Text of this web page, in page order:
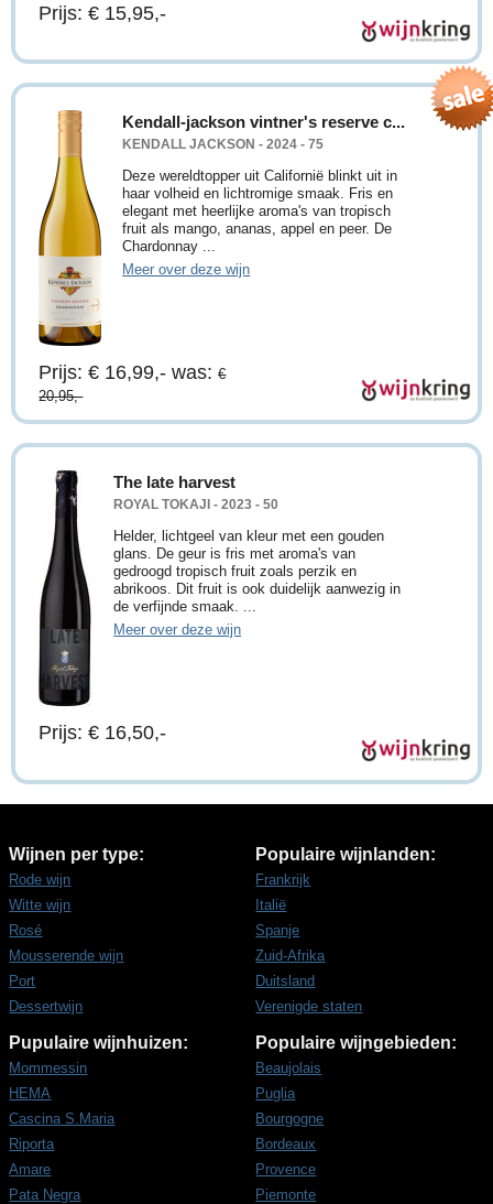
Prijs: € 15,95,-
Kendall-jackson vintner's reserve c...
KENDALL JACKSON - 2024 - 75
Deze wereldtopper uit Californië blinkt uit in
haar volheid en lichtromige smaak. Fris en
elegant met heerlijke aroma's van tropisch
fruit als mango, ananas, appel en peer. De
Chardonnay ...
Meer over deze wijn
Prijs: € 16,99,-was:€
20,95,-
The late harvest
ROYAL TOKAJI - 2023 - 50
Helder, lichtgeel van kleur met een gouden
glans. De geur is fris met aroma's van
gedroogd tropisch fruit zoals perzik en
abrikoos. Dit fruit is ook duidelijk aanwezig in
de verfijnde smaak. ...
Meer over deze wijn
Prijs: € 16,50,-
Wijnen per type:
Rode wijn
Witte wijn
Rosé
Mousserende wijn
Port
Dessertwijn
Populaire wijnlanden:
Frankrijk
Italië
Spanje
Zuid-Afrika
Duitsland
Verenigde staten
Pupulaire wijnhuizen:
Mommessin
HEMA
Cascina S.Maria
Riporta
Amare
Pata Negra
Populaire wijngebieden:
Beaujolais
Puglia
Bourgogne
Bordeaux
Provence
Piemonte